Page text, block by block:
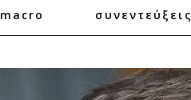
macro συνεντεύξεις